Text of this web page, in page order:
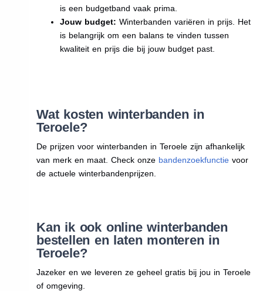
is een budgetband vaak prima.
Jouw budget: Winterbanden variëren in prijs. Het
is belangrijk om een balans te vinden tussen
kwaliteit en prijs die bij jouw budget past.
Wat kosten winterbanden in
Teroele?
De prijzen voor winterbanden in Teroele zijn afhankelijk
van merk en maat. Check onze bandenzoekfunctievoor
de actuele winterbandenprijzen.
Kan ik ook online winterbanden
bestellen en laten monteren in
Teroele?
Jazeker en we leveren ze geheel gratis bij jou in Teroele
of omgeving.